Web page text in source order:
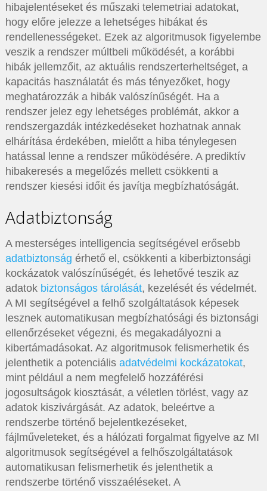
hibajelentéseket és műszaki telemetriai adatokat,
hogy előre jelezze a lehetséges hibákat és
rendellenességeket. Ezek az algoritmusok figyelembe
veszik a rendszer múltbeli működését, a korábbi
hibák jellemzőit, az aktuális rendszerterheltséget, a
kapacitás használatát és más tényezőket, hogy
meghatározzák a hibák valószínűségét. Ha a
rendszer jelez egy lehetséges problémát, akkor a
rendszergazdák intézkedéseket hozhatnak annak
elhárítása érdekében, mielőtt a hiba ténylegesen
hatással lenne a rendszer működésére. A prediktív
hibakeresés a megelőzés mellett csökkenti a
rendszer kiesési időit és javítja megbízhatóságát.
Adatbiztonság
A mesterséges intelligencia segítségével erősebb
adatbiztonság érhető el, csökkenti a kiberbiztonsági
kockázatok valószínűségét, és lehetővé teszik az
adatok biztonságos tárolását, kezelését és védelmét.
A MI segítségével a felhő szolgáltatások képesek
lesznek automatikusan megbízhatósági és biztonsági
ellenőrzéseket végezni, és megakadályozni a
kibertámadásokat. Az algoritmusok felismerhetik és
jelenthetik a potenciális adatvédelmi kockázatokat,
mint például a nem megfelelő hozzáférési
jogosultságok kiosztását, a véletlen törlést, vagy az
adatok kiszivárgását. Az adatok, beleértve a
rendszerbe történő bejelentkezéseket,
fájlműveleteket, és a hálózati forgalmat figyelve az MI
algoritmusok segítségével a felhőszolgáltatások
automatikusan felismerhetik és jelenthetik a
rendszerbe történő visszaéléseket. A